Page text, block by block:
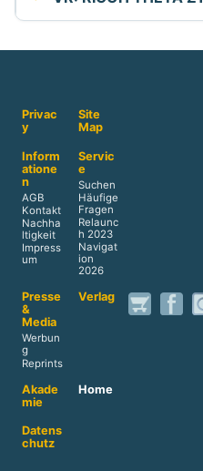
Privac
y
Site
Map
Inform
atione
n
AGB
Kontakt
Nachha
ltigkeit
Impress
um
Servic
e
Suchen
Häufige
Fragen
Relaunc
h 2023
Navigat
ion
2026
Presse
&
Media
Werbun
g
Reprints
Verlag
Akade
mie
Home
Datens
chutz